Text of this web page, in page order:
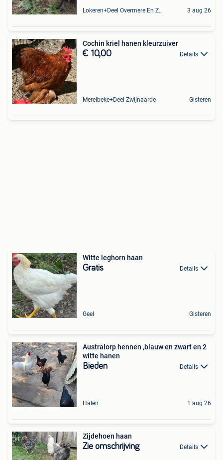
Lokeren+Deel Overmere En Zele 3 aug 26
Cochin kriel hanen kleurzuiver
€ 10,00 Details
Merelbeke+Deel Zwijnaarde Gisteren
Witte leghorn haan
Gratis Details
Geel Gisteren
Australorp hennen ,blauw en zwart en 2
witte hanen
Bieden Details
Halen 1 aug 26
Zijdehoen haan
Zie omschrijving Details